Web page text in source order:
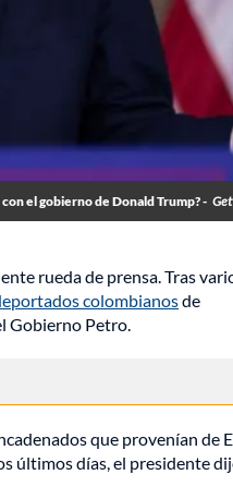
el gobierno de Donald Trump? -
rueda de prensa. Tras
colombianosde
Gobierno Petro.
que provenían de
últimos días, el presidente